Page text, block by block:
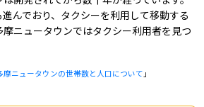
んでおり、タクシーを利用して移動する
ニュータウンではタクシー利用者を見つ
摩ニュータウンの世帯数と人口について 」